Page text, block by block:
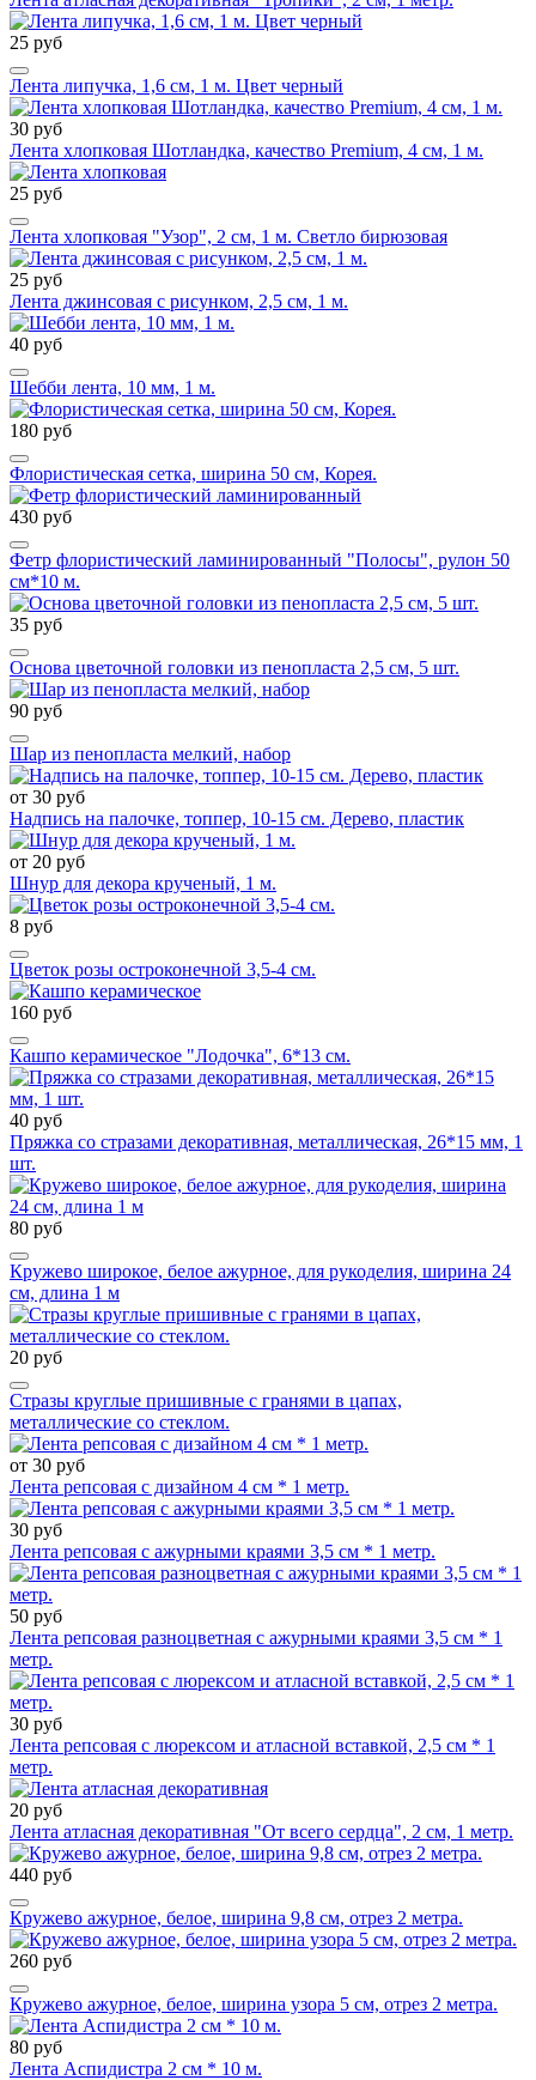
25 руб
Лента липучка, 1,6 см, 1 м. Цвет черный
30 руб
Лента хлопковая Шотландка, качество Premium, 4 см, 1 м.
25 руб
Лента хлопковая "Узор", 2 см, 1 м. Светло бирюзовая
25 руб
Лента джинсовая с рисунком, 2,5 см, 1 м.
40 руб
Шебби лента, 10 мм, 1 м.
180 руб
Флористическая сетка, ширина 50 см, Корея.
430 руб
Фетр флористический ламинированный "Полосы", рулон 50
см*10 м.
35 руб
Основа цветочной головки из пенопласта 2,5 см, 5 шт.
90 руб
Шар из пенопласта мелкий, набор
от 30 руб
Надпись на палочке, топпер, 10-15 см. Дерево, пластик
от 20 руб
Шнур для декора крученый, 1 м.
8 руб
Цветок розы остроконечной 3,5-4 см.
160 руб
Кашпо керамическое "Лодочка", 6*13 см.
40 руб
Пряжка со стразами декоративная, металлическая, 26*15 мм, 1
шт.
80 руб
Кружево широкое, белое ажурное, для рукоделия, ширина 24
см, длина 1 м
20 руб
Стразы круглые пришивные с гранями в цапах,
металлические со стеклом.
от 30 руб
Лента репсовая с дизайном 4 см * 1 метр.
30 руб
Лента репсовая с ажурными краями 3,5 см * 1 метр.
50 руб
Лента репсовая разноцветная с ажурными краями 3,5 см * 1
метр.
30 руб
Лента репсовая с люрексом и атласной вставкой, 2,5 см * 1
метр.
20 руб
Лента атласная декоративная "От всего сердца", 2 см, 1 метр.
440 руб
Кружево ажурное, белое, ширина 9,8 см, отрез 2 метра.
260 руб
Кружево ажурное, белое, ширина узора 5 см, отрез 2 метра.
80 руб
Лента Аспидистра 2 см * 10 м.